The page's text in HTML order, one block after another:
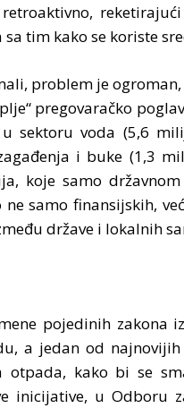
tim kako se koriste
problem je
pregovaračko
sektoru voda (5,6
i buke (1,3
koje samo
samo finansijskih,
države i lokalnih
pojedinih zakona
a jedan od
kako bi se
inicijative, u Odboru